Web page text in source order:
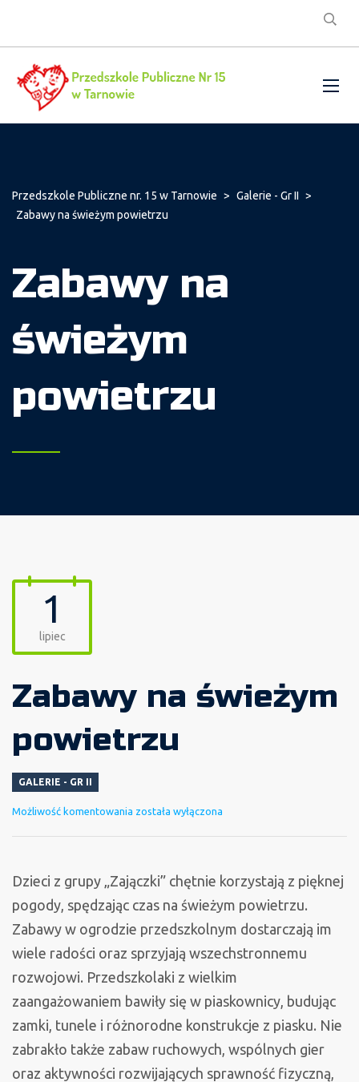
Przedszkole Publiczne nr. 15 w Tarnowie > Galerie - Gr II >
Zabawy na świeżym powietrzu
Zabawy na
świeżym
powietrzu
1
lipiec
Zabawy na świeżym
powietrzu
GALERIE - GR II
Możliwość komentowania Zabawy
powietrzu
została wyłączona
Dzieci z grupy „Zajączki” chętnie korzystają z pięknej
pogody, spędzając czas na świeżym powietrzu.
Zabawy w ogrodzie przedszkolnym dostarczają im
wiele radości oraz sprzyjają wszechstronnemu
rozwojowi. Przedszkolaki z wielkim
zaangażowaniem bawiły się w piaskownicy, budując
zamki, tunele i różnorodne konstrukcje z piasku. Nie
zabrakło także zabaw ruchowych, wspólnych gier
oraz aktywności rozwijających sprawność fizyczną,